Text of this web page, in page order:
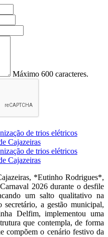
Máximo 600 caracteres.
*Eutinho Rodrigues*,
2026 durante o desfile
um salto qualitativo na
a gestão municipal,
Delfim, implementou uma
que contempla, de forma
compõem o cenário festivo da